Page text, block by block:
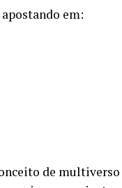
em:
de